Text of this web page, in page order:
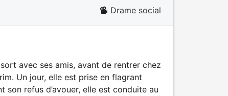
Drame social
avec ses amis, avant de rentrer chez
Un jour, elle est prise en flagrant
refus d’avouer, elle est conduite au